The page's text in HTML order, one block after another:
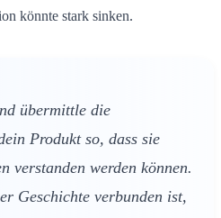
könnte stark sinken.
übermittle die
Produkt so, dass sie
verstanden werden können.
Geschichte verbunden ist,